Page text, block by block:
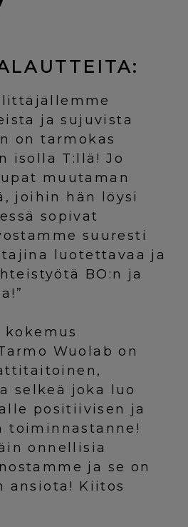
ja sujuvista
on tarmokas
isolla T:llä! Jo
muutaman
joihin hän löysi
sopivat
suuresti
luotettavaa ja
BO:n ja
Wuolab on
selkeä joka luo
positiivisen ja
toiminnastanne!
onnellisia
ja se on
ansiota! Kiitos